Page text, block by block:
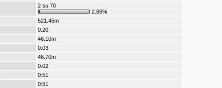
2 su 70
2.86%
521.45m
0:20
46.10m
0:03
46.70m
0:02
0:51
0:51